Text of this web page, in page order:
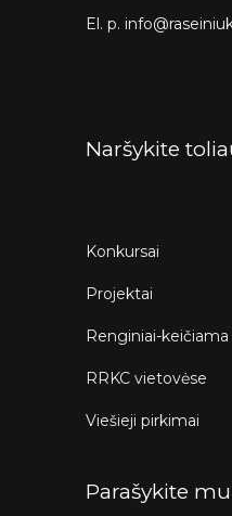
El. p.
Naršykite
Konkursai
Projektai
Renginiai-keičiama
RRKC vietovėse
Viešieji pirkimai
Parašykite